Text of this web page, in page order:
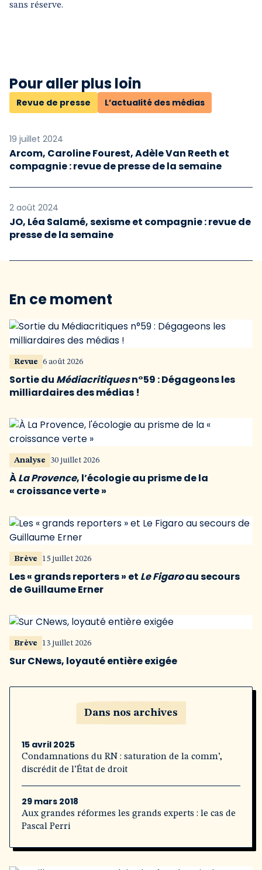
sans réserve.
Pour aller plus loin
Revue de presse L’actualité des médias
19 juillet 2024
Arcom, Caroline Fourest, Adèle Van Reeth et
compagnie : revue de presse de la semaine
2 août 2024
JO, Léa Salamé, sexisme et compagnie : revue de
presse de la semaine
En ce moment
Revue 6 août 2026
Sortie du Médiacritiquesn°59 : Dégageons les
milliardaires des médias !
Analyse 30 juillet 2026
ÀLa Provence, l’écologie au prisme de la
« croissance verte »
Brève 15 juillet 2026
Les « grands reporters » et Le Figaroau secours
de Guillaume Erner
Brève 13 juillet 2026
Sur CNews, loyauté entière exigée
Dans nos archives
15 avril 2025
Condamnations du RN : saturation de la comm’,
discrédit de l’État de droit
29 mars 2018
Aux grandes réformes les grands experts : le cas de
Pascal Perri